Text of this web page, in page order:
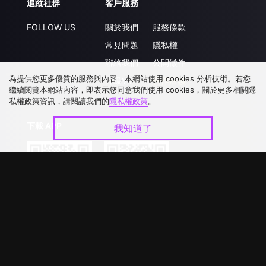
追蹤社群
FOLLOW US
客戶服務
關於我們
常見問題
聯絡我們
升級VIP
服務條款
隱私權
公開徵件
合作洽談
為提供您更多優質的服務與內容，本網站使用 cookies 分析技術。若您
繼續閱覽本網站內容，即表示您同意我們使用 cookies，關於更多相關隱
私權政策資訊，請閱讀我們的隱私權政策。
我知道了